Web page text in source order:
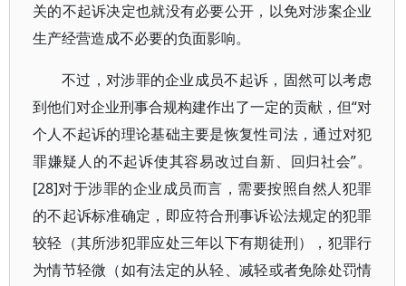
关的不起诉决定也就没有必要公开，以免对涉案企业
生产经营造成不必要的负面影响。
不过，对涉罪的企业成员不起诉，固然可以考虑
到他们对企业刑事合规构建作出了一定的贡献，但“对
个人不起诉的理论基础主要是恢复性司法，通过对犯
罪嫌疑人的不起诉使其容易改过自新、回归社会”。
[28]对于涉罪的企业成员而言，需要按照自然人犯罪
的不起诉标准确定，即应符合刑事诉讼法规定的犯罪
较轻（其所涉犯罪应处三年以下有期徒刑），犯罪行
为情节轻微（如有法定的从轻、减轻或者免除处罚情